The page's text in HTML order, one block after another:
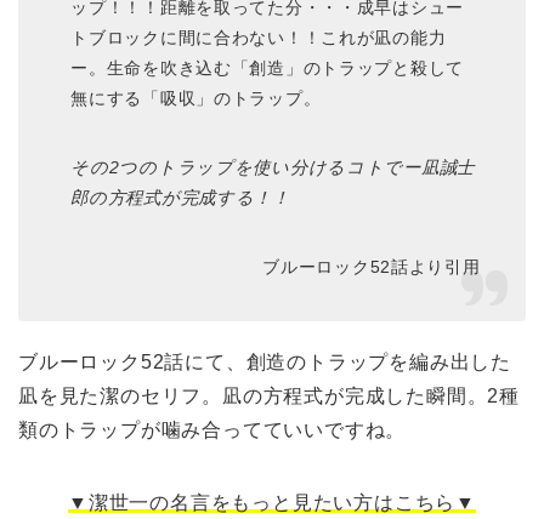
ップ！！！距離を取ってた分・・・成早はシュー
トブロックに間に合わない！！これが凪の能力
ー。生命を吹き込む「創造」のトラップと殺して
無にする「吸収」のトラップ。
その2つのトラップを使い分けるコトでー凪誠士
郎の方程式が完成する！！
ブルーロック52話より引用
ブルーロック52話にて、創造のトラップを編み出した
凪を見た潔のセリフ。凪の方程式が完成した瞬間。2種
類のトラップが噛み合ってていいですね。
▼潔世一の名言をもっと見たい方はこちら▼